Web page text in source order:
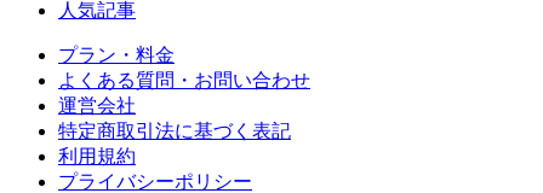
人気記事
プラン・料金
よくある質問・お問い合わせ
運営会社
特定商取引法に基づく表記
利用規約
プライバシーポリシー